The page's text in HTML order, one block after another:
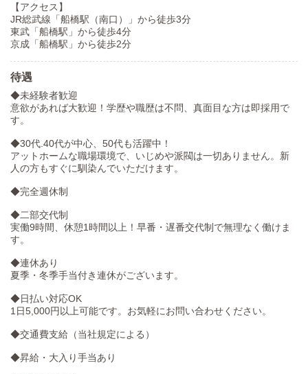
【アクセス】
JR総武線「船橋駅（南口）」から徒歩3分
東武「船橋駅」から徒歩4分
京成「船橋駅」から徒歩2分
待遇
◆未経験者歓迎
意欲があれば大歓迎！学歴や職歴は不問、真面目な方は即採用で
す。
◆30代.40代が中心、50代も活躍中！
アットホームな職場環境で、いじめや派閥は一切ありません。新
人の方もすぐに馴染んでいただけます。
◆完全週休制
◆二部交代制
実働9時間、休憩1時間以上！早番・遅番交代制で無理なく働けま
す。
◆連休あり
夏季・冬季手当付き連休がございます。
◆日払い対応OK
1日5,000円以上可能です。お気軽にお問い合わせください。
◆交通費支給（当社規定による）
◆昇給・大入り手当あり